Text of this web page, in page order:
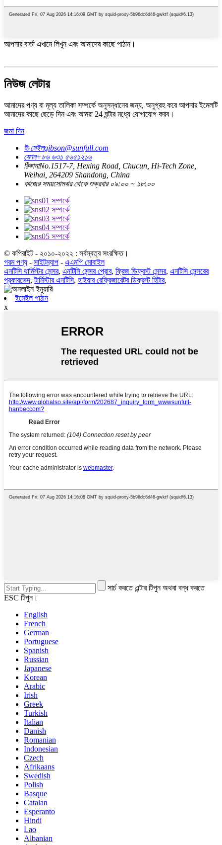
আপনার বার্তা এখানে লিখুন এবং আমাদের কাছে পাঠান।
নিউজ লেটার
আমাদের পণ্য বা মূল্য তালিকা সম্পর্কে অনুসন্ধানের জন্য, অনুগ্রহ করে আপনার ইমেলটি
আমাদের কাছে ছেড়ে দিন এবং আমরা 24 ঘন্টার মধ্যে যোগাযোগ করব।
জমা দিন
ই-মেইলgibson@sunfull.com
ফোন+৮৬ ৬৩১ ৫৬৫১২১৬
ঠিকানাNo.1517-7, Hexing Road, Chucun, Hi-Tech Zone,
Weihai, 264209 Shandong, China
কাজের সময়সোমবার থেকে শুক্রবার ০৯:০০ ~ ১৮:০০
© কপিরাইট - ২০১০-২০২২ : সর্বস্বত্ব সংরক্ষিত।
গরম পণ্য - সাইটম্যাপ - এএমপি মোবাইল
এনটিসি থার্মিস্টর সেন্সর, এনটিসি সেন্সর প্রোব, ফ্রিজ ডিফ্রস্ট সেন্সর, এনটিসি সেন্সরের
প্রকারভেদ,টার্মিস্টার এনটিসি, হাইয়ার রেফ্রিজারেটর ডিফ্রস্ট হিটার,
ইমেইল পাঠান
x
সার্চ করতে এন্টার টিপুন অথবা বন্ধ করতে
ESC টিপুন।
English
French
German
Portuguese
Spanish
Russian
Japanese
Korean
Arabic
Irish
Greek
Turkish
Italian
Danish
Romanian
Indonesian
Czech
Afrikaans
Swedish
Polish
Basque
Catalan
Esperanto
Hindi
Lao
Albanian